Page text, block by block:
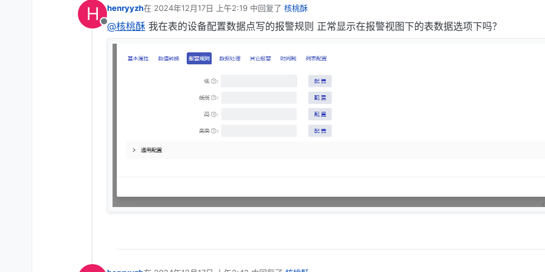
H
离线
henryyzh在 2024年12月17日 上午2:19 中回复了 核桃酥
最后由 编辑
@核桃酥 我在表的设备配置数据点写的报警规则 正常显示在报警视图下的表数据选项下吗？